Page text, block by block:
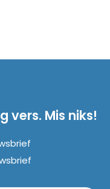
vers. Mis niks!